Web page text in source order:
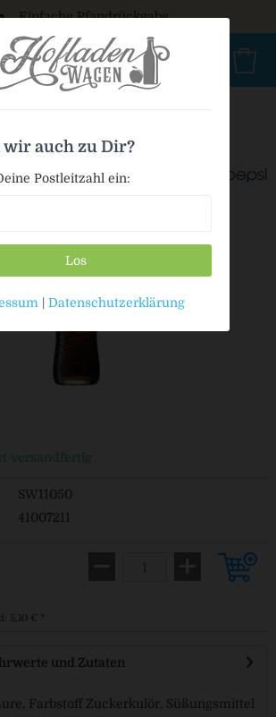
Einfache Pfandrückgabe
versandfertig
SW11050
41007211
5,10 € *
und Zutaten
Farbstoff Zuckerkulör, Süßungsmittel
auch zu Dir?
Postleitzahl ein:
Los
| Datenschutzerklärung